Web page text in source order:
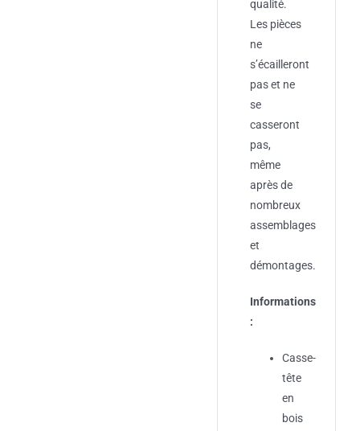
qualité.
Les pièces
ne
s’écailleront
pas et ne
se
casseront
pas,
même
après de
nombreux
assemblages
et
démontages.
Informations
:
Casse-
tête
en
bois